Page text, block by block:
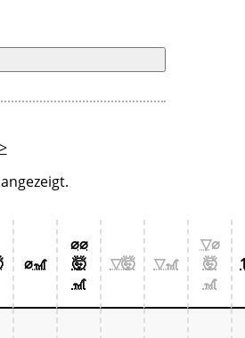
>
⌀🎢
⌀⌀
🤯
🎢
▽🤯 ▽🎢
▽⌀
🤯
🎢